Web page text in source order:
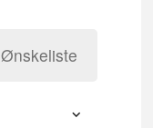
Ønskeliste